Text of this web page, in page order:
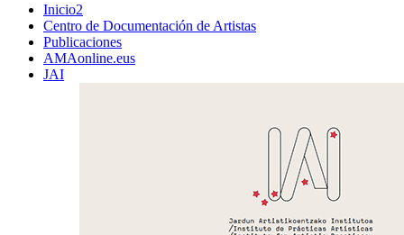
Inicio2
Centro de Documentación de Artistas
Publicaciones
AMAonline.eus
JAI